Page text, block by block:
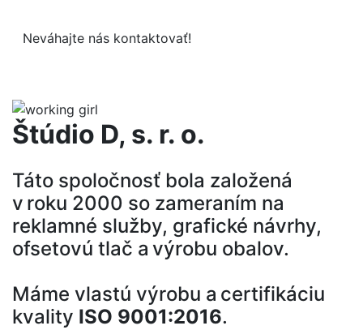
Neváhajte nás kontaktovať!
Štúdio D, s. r. o.
Táto spoločnosť bola založená
v roku 2000 so zameraním na
reklamné služby, grafické návrhy,
ofsetovú tlač a výrobu obalov.
Máme vlastú výrobu a certifikáciu
kvality ISO 9001:2016.